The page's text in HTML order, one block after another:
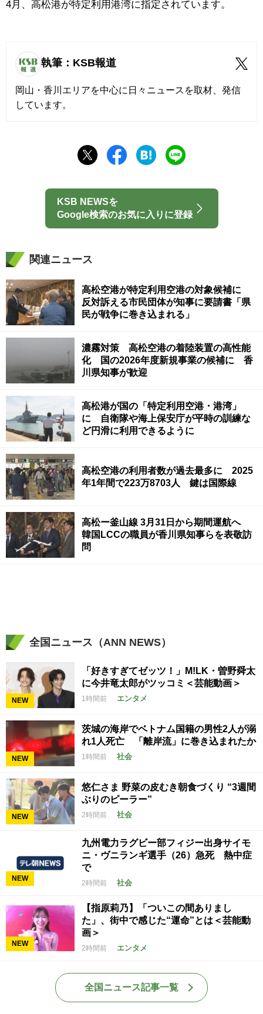
4月、高松港が特定利用港湾に指定されています。
執筆：KSB報道
岡山・香川エリアを中心に日々ニュースを取材、発信
しています。
KSB NEWSを
Google検索のお気に入りに登録
関連ニュース
高松空港が特定利用空港の対象候補に
反対訴える市民団体が知事に要請書「県
民が戦争に巻き込まれる」
濃霧対策 高松空港の着陸装置の高性能
化 国の2026年度新規事業の候補に 香
川県知事が歓迎
高松港が国の「特定利用空港・港湾」
に 自衛隊や海上保安庁が平時の訓練な
ど円滑に利用できるように
高松空港の利用者数が過去最多に 2025
年1年間で223万8703人 鍵は国際線
高松ー釜山線 3月31日から期間運航へ
韓国LCCの職員が香川県知事らを表敬訪
問
全国ニュース（ANN NEWS）
NEW
「好きすぎてゼッツ！」M!LK・曽野舜太
に今井竜太郎がツッコミ＜芸能動画＞
1時間前 エンタメ
NEW
茨城の海岸でベトナム国籍の男性2人が溺
れ1人死亡 「離岸流」に巻き込まれたか
1時間前 社会
NEW
悠仁さま 野菜の皮むき朝食づくり “3週間
ぶりのピーラー”
2時間前 社会
NEW
九州電力ラグビー部フィジー出身サイモ
ニ・ヴニランギ選手（26）急死 熱中症
で
2時間前 社会
NEW
【指原莉乃】「ついこの間ありまし
た」、街中で感じた“運命”とは＜芸能動
画＞
2時間前 エンタメ
全国ニュース記事一覧